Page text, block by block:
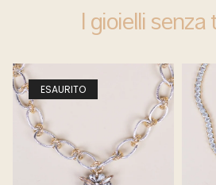
I gioielli
ESAURITO